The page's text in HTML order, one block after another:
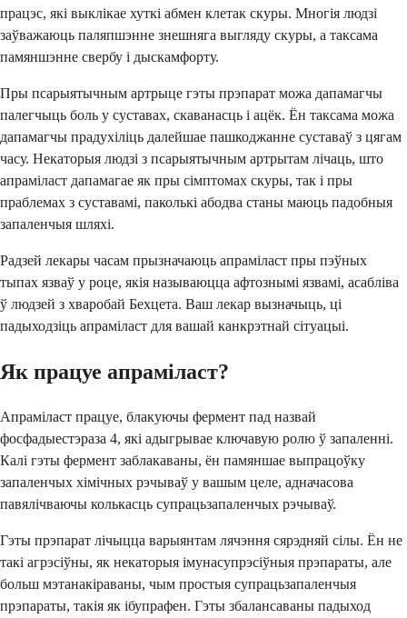
працэс, які выклікае хуткі абмен клетак скуры. Многія людзі
заўважаюць паляпшэнне знешняга выгляду скуры, а таксама
памяншэнне свербу і дыскамфорту.
Пры псарыятычным артрыце гэты прэпарат можа дапамагчы
палегчыць боль у суставах, скаванасць і ацёк. Ён таксама можа
дапамагчы прадухіліць далейшае пашкоджанне суставаў з цягам
часу. Некаторыя людзі з псарыятычным артрытам лічаць, што
апраміласт дапамагае як пры сімптомах скуры, так і пры
праблемах з суставамі, паколькі абодва станы маюць падобныя
запаленчыя шляхі.
Радзей лекары часам прызначаюць апраміласт пры пэўных
тыпах язваў у роце, якія называюцца афтознымі язвамі, асабліва
ў людзей з хваробай Бехцета. Ваш лекар вызначыць, ці
падыходзіць апраміласт для вашай канкрэтнай сітуацыі.
Як працуе апраміласт?
Апраміласт працуе, блакуючы фермент пад назвай
фосфадыестэраза 4, які адыгрывае ключавую ролю ў запаленні.
Калі гэты фермент заблакаваны, ён памяншае выпрацоўку
запаленчых хімічных рэчываў у вашым целе, адначасова
павялічваючы колькасць супрацьзапаленчых рэчываў.
Гэты прэпарат лічыцца варыянтам лячэння сярэдняй сілы. Ён не
такі агрэсіўны, як некаторыя імунасупрэсіўныя прэпараты, але
больш мэтанакіраваны, чым простыя супрацьзапаленчыя
прэпараты, такія як ібупрафен. Гэты збалансаваны падыход